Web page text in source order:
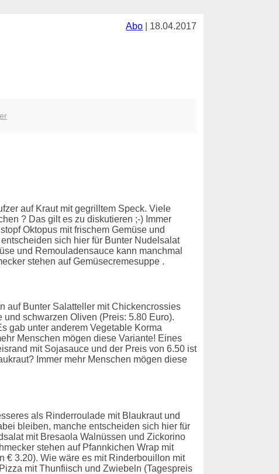
Abo | 18.04.2017
auf Kraut mit gegrilltem Speck. Viele
? Das gilt es zu diskutieren ;-) Immer
Oktopus mit frischem Gemüse und
sich hier für Bunter Nudelsalat
und Remouladensauce kann manchmal
stehen auf Gemüsecremesuppe .
auf Bunter Salatteller mit Chickencrossies
schwarzen Oliven (Preis: 5.80 Euro).
gab unter anderem Vegetable Korma
Menschen mögen diese Variante! Eines
mit Sojasauce und der Preis von 6.50 ist
Immer mehr Menschen mögen diese
als Rinderroulade mit Blaukraut und
bleiben, manche entscheiden sich hier für
mit Bresaola Walnüssen und Zickorino
stehen auf Pfannkichen Wrap mit
€ 3.20). Wie wäre es mit Rinderbouillon mit
mit Thunfiisch und Zwiebeln (Tagespreis